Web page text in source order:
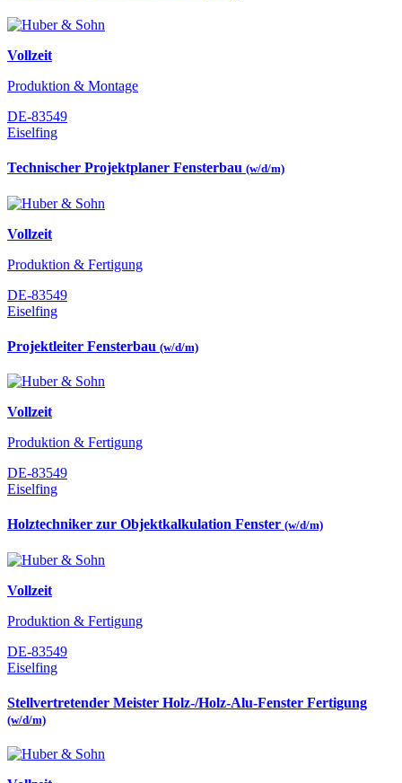
Vollzeit
Produktion & Montage
DE-83549
Eiselfing
Technischer Projektplaner Fensterbau (w/d/m)
Vollzeit
Produktion & Fertigung
DE-83549
Eiselfing
Projektleiter Fensterbau (w/d/m)
Vollzeit
Produktion & Fertigung
DE-83549
Eiselfing
Holztechniker zur Objektkalkulation Fenster (w/d/m)
Vollzeit
Produktion & Fertigung
DE-83549
Eiselfing
Stellvertretender Meister Holz-/Holz-Alu-Fenster Fertigung
(w/d/m)